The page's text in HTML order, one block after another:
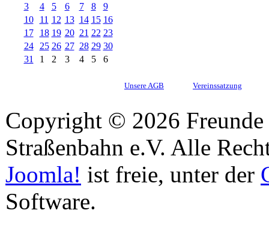
3
4 5 6 7 8
9
10
11 12 13 14 15 16
17
18 19 20 21 22 23
24
25 26 27 28 29 30
31
1 2 3 4 5 6
Unsere AGB Vereinssatzung
Copyright © 2026
Straßenbahn e.V. Alle
Joomla! ist freie, unter der
Software.